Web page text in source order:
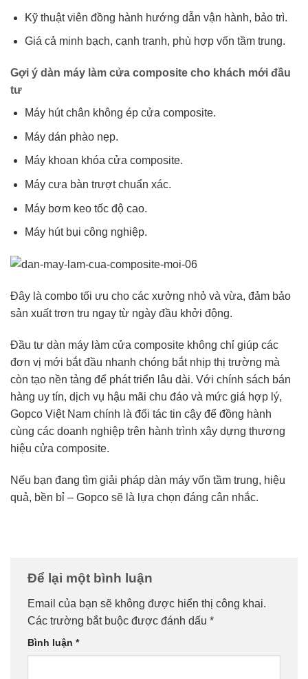
Kỹ thuật viên đồng hành hướng dẫn vận hành, bảo trì.
Giá cả minh bạch, cạnh tranh, phù hợp vốn tầm trung.
Gợi ý dàn máy làm cửa composite cho khách mới đầu
tư
Máy hút chân không ép cửa composite.
Máy dán phào nẹp.
Máy khoan khóa cửa composite.
Máy cưa bàn trượt chuẩn xác.
Máy bơm keo tốc độ cao.
Máy hút bụi công nghiệp.
Đây là combo tối ưu cho các xưởng nhỏ và vừa, đảm bảo
sản xuất trơn tru ngay từ ngày đầu khởi động.
Đầu tư dàn máy làm cửa composite không chỉ giúp các
đơn vị mới bắt đầu nhanh chóng bắt nhịp thị trường mà
còn tạo nền tảng để phát triển lâu dài. Với chính sách bán
hàng uy tín, dịch vụ hậu mãi chu đáo và mức giá hợp lý,
Gopco Việt Nam chính là đối tác tin cậy để đồng hành
cùng các doanh nghiệp trên hành trình xây dựng thương
hiệu cửa composite.
Nếu bạn đang tìm giải pháp dàn máy vốn tầm trung, hiệu
quả, bền bỉ – Gopco sẽ là lựa chọn đáng cân nhắc.
Để lại một bình luận
Email của bạn sẽ không được hiển thị công khai.
Các trường bắt buộc được đánh dấu *
Bình luận *